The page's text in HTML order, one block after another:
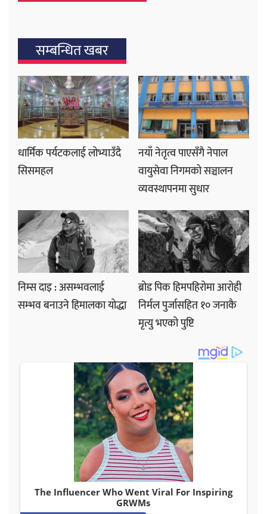
सम्बन्धित खबर
धार्मिक पर्यटकलाई लोभ्याउँदै
सिसमहल
नयाँ नेतृत्व पाएसँगै नेपाल
वायुसेवा निगमको सञ्चालन
व्यवस्थापनमा सुधार
निम्स दाइ : असम्भवलाई
सम्भव बनाउने हिमालका योद्धा
ब्रोड पिक हिमपहिरोमा आरोही
निर्मल पुर्जासहित १० जनाकै
मृत्यु भएको पुष्टि